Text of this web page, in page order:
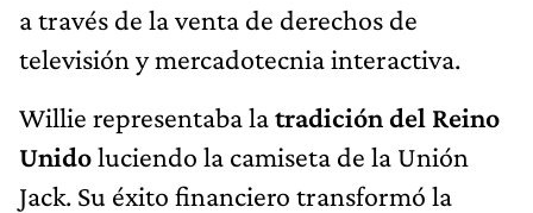
a través de la venta de derechos de
televisión y mercadotecnia interactiva.
Willie representaba latradición del Reino
Unidoluciendo la camiseta de la Unión
Jack. Su éxito financiero transformó la